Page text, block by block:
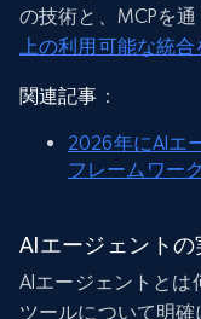
の技術と、MCPを
上の利用可能な統
関連記事 ：
2026年にAIエ
フレームワーク
AIエージェントの
AIエージェントと
ツールについて明